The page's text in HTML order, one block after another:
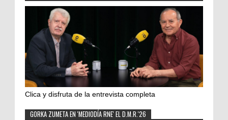
Clica y disfruta de la entrevista completa
GORKA ZUMETA EN 'MEDIODÍA RNE' EL D.M.R.'26